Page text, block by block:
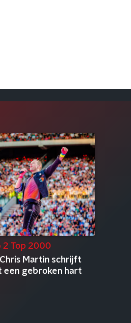
2 Top 2000
Martin schrijft
een gebroken hart